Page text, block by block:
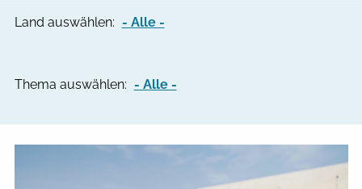
Land auswählen: - Alle -
Thema auswählen: - Alle -